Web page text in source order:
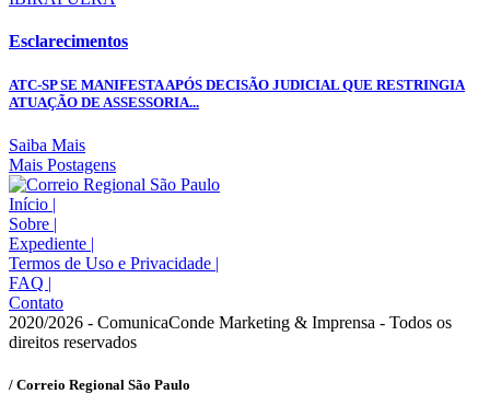
Esclarecimentos
ATC-SP SE MANIFESTA APÓS DECISÃO JUDICIAL QUE RESTRINGIA
ATUAÇÃO DE ASSESSORIA...
Saiba Mais
Mais Postagens
Início |
Sobre |
Expediente |
Termos de Uso e Privacidade |
FAQ |
Contato
2020/2026 - ComunicaConde Marketing & Imprensa - Todos os
direitos reservados
/ Correio Regional São Paulo